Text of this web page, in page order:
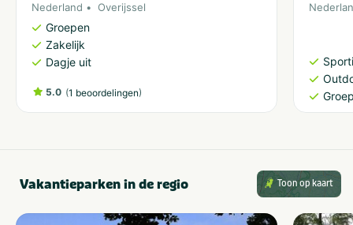
Nederland Overijssel
Groepen
Zakelijk
Dagje uit
5.0 (1 beoordelingen)
Vakantieparken in de regio Toon op kaart